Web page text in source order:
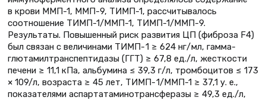
в крови ММП-1, ММП-9, ТИМП-1, рассчитывалось
соотношение ТИМП-1/ММП-1, ТИМП-1/ММП-9.
Результаты. Повышенный риск развития ЦП (фиброза F4)
был связан с величинами ТИМП- 1 ≥ 624 нг/ мл, гамма-
глютамилтранспептидазы (ГГТ) ≥ 67,8 ед./л, жесткости
печени ≥ 11,1 кПа, альбумина ≤ 39,3 г/л, тромбоцитов ≤ 173
× 109/л, возраста ≥ 45 лет, ТИМП- 1/ММП-1 ≥ 37,1 у. е.,
показателями аспартатаминотрансферазы ≥ 49,3 ед./л,